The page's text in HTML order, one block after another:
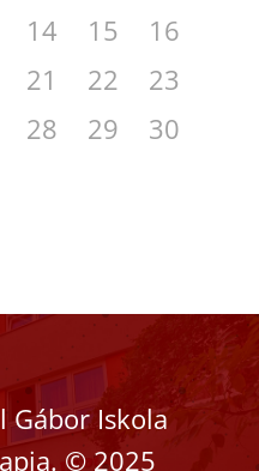
14 15
16
21 22
23
28 29
30
Gábor Iskola
© 2025